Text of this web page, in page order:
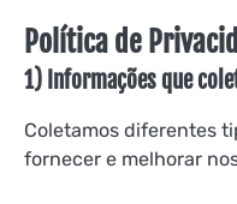
Política de
1) Informações que
Coletamos diferentes
fornecer e melhorar